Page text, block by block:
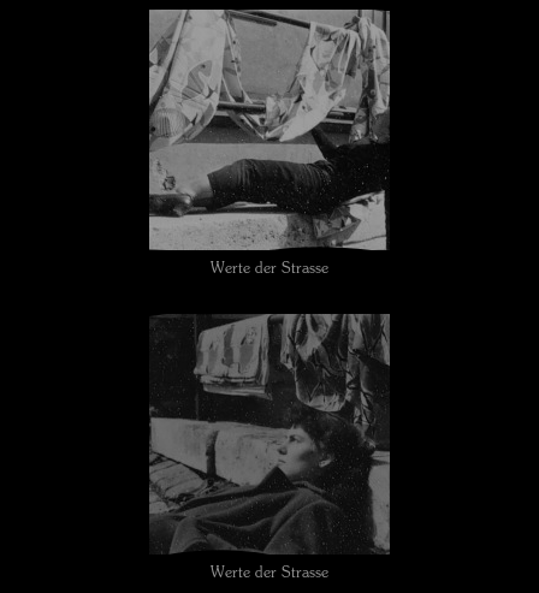
Werte der Strasse
Werte der Strasse